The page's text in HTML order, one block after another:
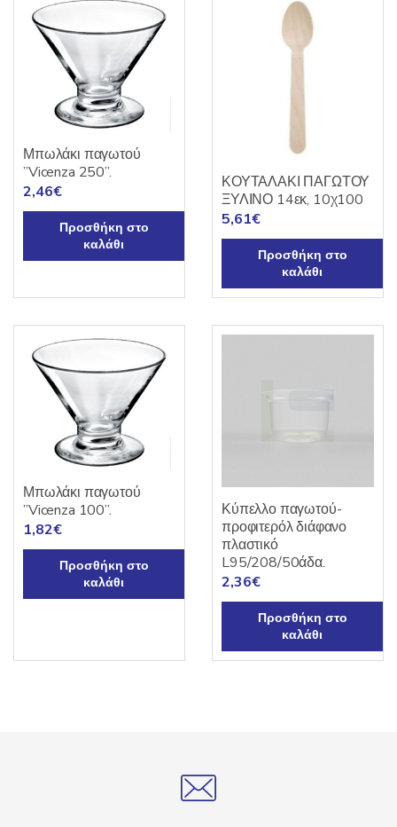
Μπωλάκι παγωτού
”Vicenza 250”.
2,46€
Προσθήκη στο
καλάθι
ΚΟΥΤΑΛΑΚΙ ΠΑΓΩΤΟΥ
ΞΥΛΙΝΟ 14εκ, 10χ100
5,61€
Προσθήκη στο
καλάθι
Μπωλάκι παγωτού
”Vicenza 100”.
1,82€
Προσθήκη στο
καλάθι
Κύπελλο παγωτού-
προφιτερόλ διάφανο
πλαστικό
L95/208/50άδα.
2,36€
Προσθήκη στο
καλάθι